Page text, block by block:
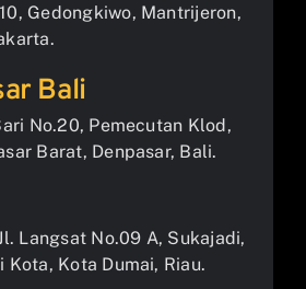
Gedongkiwo, Mantrijeron,
Bali
No.20, Pemecutan Klod,
Barat, Denpasar, Bali.
Langsat No.09 A, Sukajadi,
Kota, Kota Dumai, Riau.